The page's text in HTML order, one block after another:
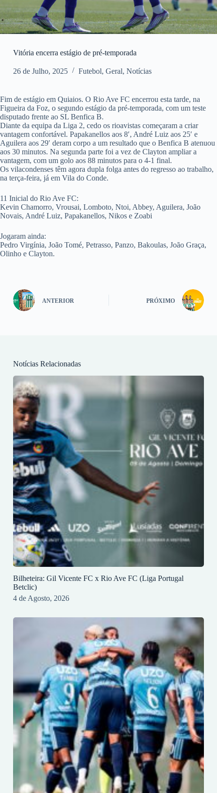
Vitória encerra estágio de pré-temporada
26 de Julho, 2025 Futebol, Geral, Notícias
Fim de estágio em Quiaios. O Rio Ave FC encerrou esta tarde, na
Figueira da Foz, o segundo estágio da pré-temporada, com um teste
disputado frente ao SL Benfica B.
Diante da equipa da Liga 2, cedo os rioavistas começaram a criar
vantagem confortável. Papakanellos aos 8′, André Luiz aos 25′ e
Aguilera aos 29′ deram corpo a um resultado que o Benfica B atenuou
aos 30 minutos. Na segunda parte foi a vez de Clayton ampliar a
vantagem, com um golo aos 88 minutos para o 4-1 final.
Os vilacondenses têm agora dupla folga antes do regresso ao trabalho,
na terça-feira, já em Vila do Conde.
11 Inicial do Rio Ave FC:
Kevin Chamorro, Vrousai, Lomboto, Ntoi, Abbey, Aguilera, João
Novais, André Luiz, Papakanellos, Nikos e Zoabi
Jogaram ainda:
Pedro Virgínia, João Tomé, Petrasso, Panzo, Bakoulas, João Graça,
Olinho e Clayton.
ANTERIOR PRÓXIMO
Notícias Relacionadas
Bilheteira: Gil Vicente FC x Rio Ave FC (Liga Portugal
Betclic)
4 de Agosto, 2026